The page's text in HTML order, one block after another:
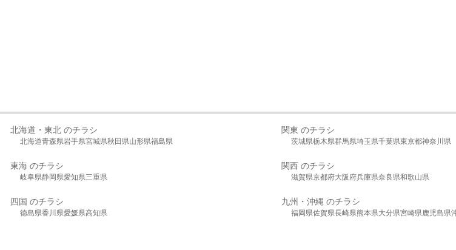
北海道・東北 のチラシ
北海道青森県岩手県宮城県秋田県山形県福島県
関東 のチラシ
茨城県栃木県群馬県埼玉県千葉県東京都神奈川県
東海 のチラシ
岐阜県静岡県愛知県三重県
関西 のチラシ
滋賀県京都府大阪府兵庫県奈良県和歌山県
四国 のチラシ
徳島県香川県愛媛県高知県
九州・沖縄 のチラシ
福岡県佐賀県長崎県熊本県大分県宮崎県 鹿児島県